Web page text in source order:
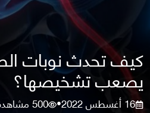
كيف تحدث نوبات
يصعب تشخيصها؟
16 أغسطس 2022 •
500